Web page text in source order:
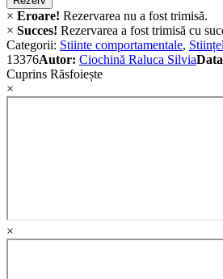
× Eroare! Rezervarea nu a fost trimisă.
× Succes! Rezervarea a fost trimisă cu
Categorii: Stiinte comportamentale,
13376Autor: Ciochină Raluca Silvia
Cuprins Răsfoiește
×
×